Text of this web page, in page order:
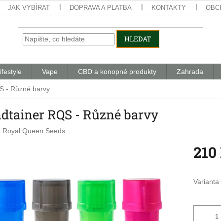
JAK VYBÍRAT DOPRAVA A PLATBA KONTAKTY
HLEDAT
Vape CBD a konopné produkty Zahrada
- Různé barvy
RQS - Různé barvy
Royal Queen Seeds
cena:
Varianta